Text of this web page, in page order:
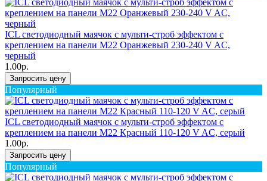
ICL светодиодный маячок с мульти-строб эффектом с
креплением на панели M22 Оранжевый 230-240 V AC,
черный
1.00р.
Запросить цену
Популярный
ICL светодиодный маячок с мульти-строб эффектом с
креплением на панели M22 Красный 110-120 V AC, серый
1.00р.
Запросить цену
Популярный